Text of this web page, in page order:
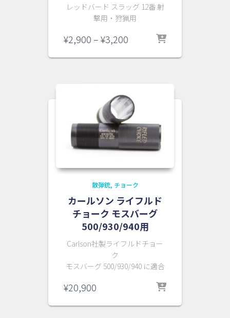
レッドバード スラッグ 12番 射
撃用・狩猟用
¥2,900–¥3,200
帯:
¥3,200
散弾銃 チョーク
カールソン ライフルド
チョーク モスバーグ
500/930/940用
Carlson社製ライフルドチョー
ク
モスバーグ 500/930/940 に適合
¥20,900